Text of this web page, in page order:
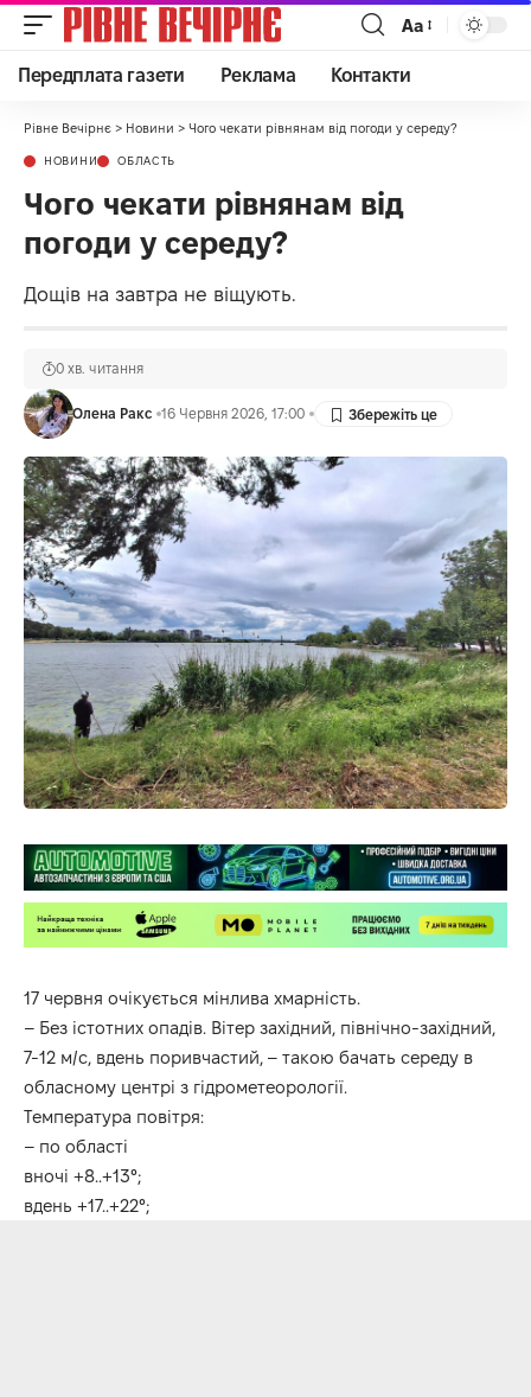
Аа
Передплата газети Реклама Контакти
Рівне Вечірнє > Новини > Чого чекати рівнянам від погоди у середу?
НОВИНИ ОБЛАСТЬ
Чого чекати рівнянам від
погоди у середу?
Дощів на завтра не віщують.
Олена Ракс 16 Червня 2026, 17:00
0 хв. читання
17 червня очікується мінлива хмарність.
– Без істотних опадів. Вітер західний, північно-західний,
7-12 м/с, вдень поривчастий, – такою бачать середу в
обласному центрі з гідрометеорології.
Температура повітря:
– по області
вночі +8..+13°;
вдень +17..+22°;